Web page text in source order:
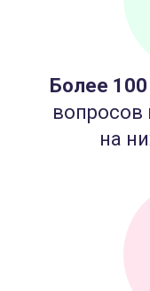
Более
вопросов
на